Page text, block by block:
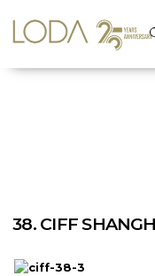
38. CIFF